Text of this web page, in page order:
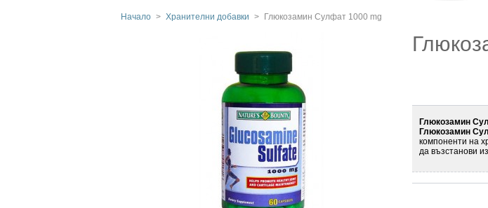
Начало > Хранителни добавки > Глюкозамин Сулфат 1000 mg
Глюкозамин
Глюкозамин
компоненти на
да възстанови